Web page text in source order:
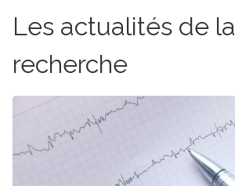
Les actualités de la
recherche